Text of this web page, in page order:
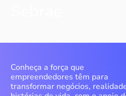
Conheça a força que
empreendedores têm para
transformar negócios,